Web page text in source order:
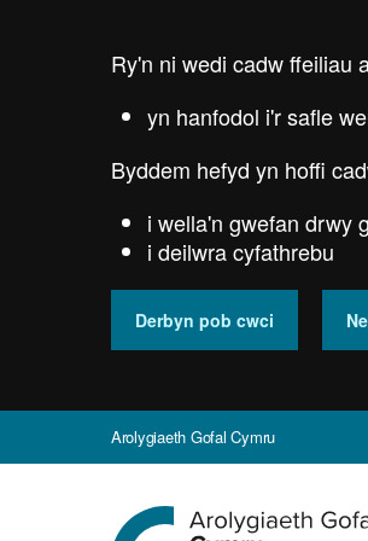
Ry'n ni wedi cadw ffeiliau
yn hanfodol i'r safle
Byddem hefyd yn hoffi
i wella'n gwefan drwy
i deilwra cyfathrebu
Derbyn pob cwci
Arolygiaeth Gofal Cymru
Ewch
i